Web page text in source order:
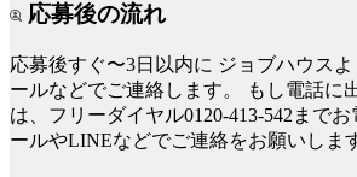
応募後の流れ
応募後すぐ〜3日以内に ジョブハウス
ールなどでご連絡します。
もし電話に
は、フリーダイヤル0120-413-542まで
ールやLINEなどでご連絡をお願いしま